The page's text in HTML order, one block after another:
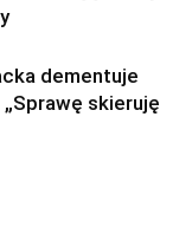
dementuje
skieruję